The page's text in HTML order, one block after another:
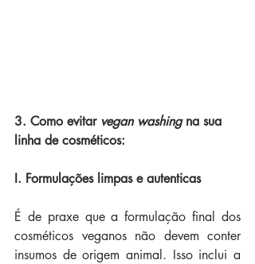
3. Como evitar vegan washing na sua
linha de cosméticos:
I. Formulações limpas e autenticas
É de praxe que a formulação final dos
cosméticos veganos não devem conter
insumos de origem animal. Isso inclui a